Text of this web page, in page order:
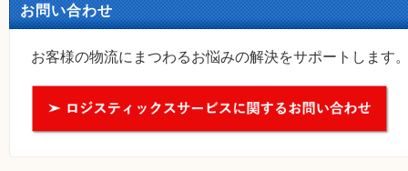
お問い合わせ
お客様の物流にまつわるお悩みの解決をサポートします